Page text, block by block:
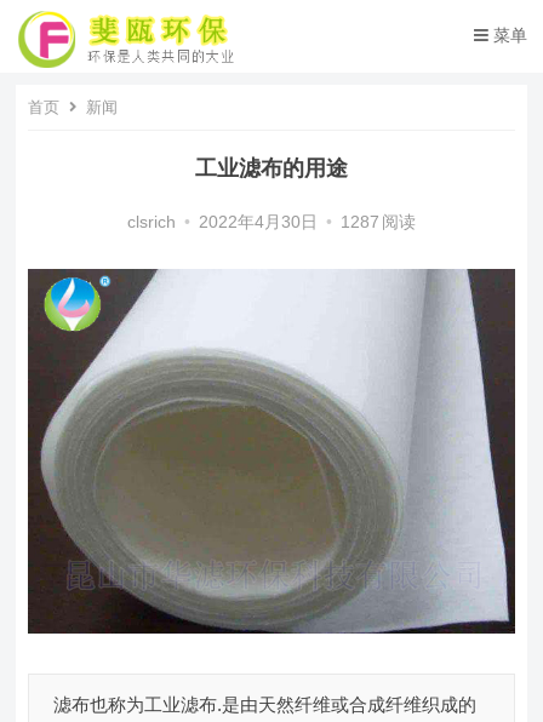
菜单
首页 新闻
工业滤布的用途
clsrich • 2022年4月30日 • 1287 阅读
滤布也称为工业滤布.是由天然纤维或合成纤维织成的